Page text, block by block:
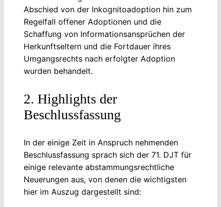
Abschied von der Inkognitoadoption hin zum
Regelfall offener Adoptionen und die
Schaffung von Informationsansprüchen der
Herkunftseltern und die Fortdauer ihres
Umgangsrechts nach erfolgter Adoption
wurden behandelt.
2. Highlights der
Beschlussfassung
In der einige Zeit in Anspruch nehmenden
Beschlussfassung sprach sich der 71. DJT für
einige relevante abstammungsrechtliche
Neuerungen aus, von denen die wichtigsten
hier im Auszug dargestellt sind: